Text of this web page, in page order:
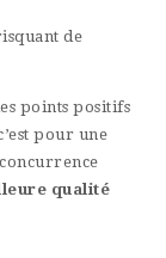
de
points positifs
pour une
qualité